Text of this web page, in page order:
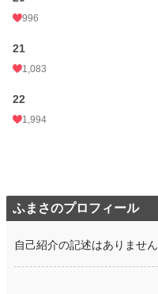
996
21
1,083
22
1,994
ふまさのプロフィール
自己紹介の記述はありません